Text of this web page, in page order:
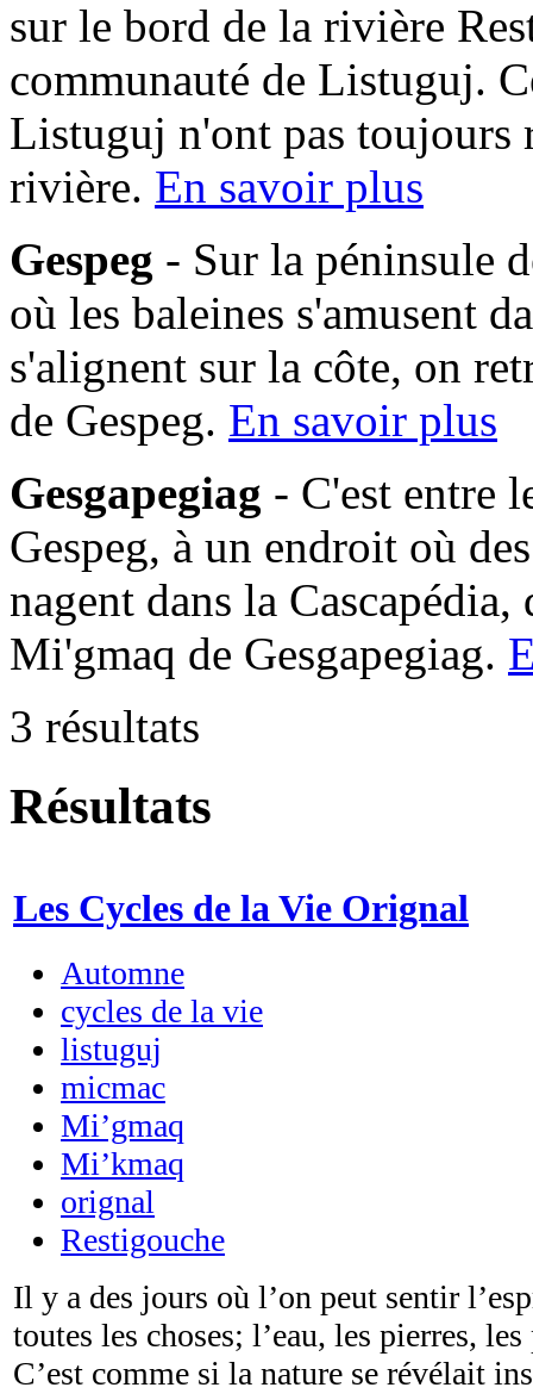
sur le bord de la rivière
communauté de Listuguj.
Listuguj n'ont pas toujours
rivière. En savoir plus
Gespeg - Sur la péninsule
où les baleines s'amusent
s'alignent sur la côte, on
de Gespeg. En savoir plus
Gesgapegiag - C'est entre
Gespeg, à un endroit où
nagent dans la
Mi'gmaq de Gesgapegiag.
3 résultats
Résultats
Les Cycles de la Vie Orignal
Automne
cycles de la vie
listuguj
micmac
Mi’gmaq
Mi’kmaq
orignal
Restigouche
Il y a des jours où l’on peut sentir
toutes les choses; l’eau, les pierres,
C’est comme si la nature se révélait